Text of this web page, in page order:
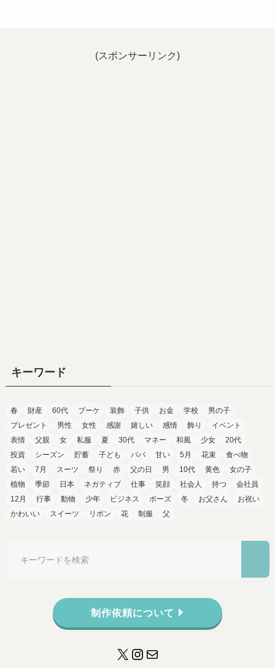
(スポンサーリンク)
キーワード
春 財産 60代 ブーケ 装飾 子供 お金 学校
男の子
プレゼント
男性 女性 感謝 嬉しい 感情 飾り
イベント
表情
父親 女 私服 夏 30代 マネー 和風 少女
20代
投資
シーズン 貯蓄 子ども パパ 甘い 5月 花束
食べ物
若い
7月 スーツ 祭り 赤 父の日 男 10代 黄色
女の子
植物
季節 日本 ネガティブ 仕事 笑顔 社会人 持つ
会社員
12月
行事 動物 少年 ビジネス ポーズ 冬 お父さん
お祝い
かわいい
スイーツ リボン 花 制服 父
制作依頼について
X Instagram
メール